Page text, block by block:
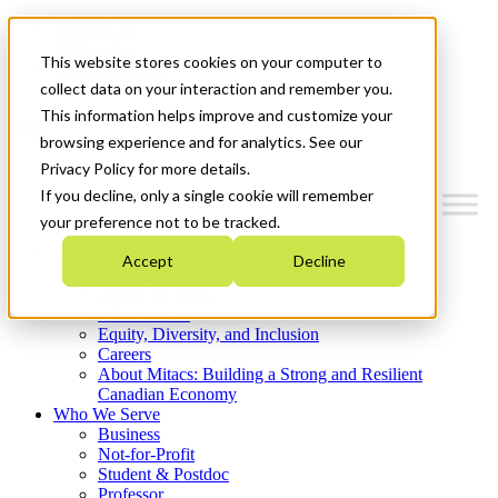
This website stores cookies on your computer to
collect data on your interaction and remember you.
This information helps improve and customize your
browsing experience and for analytics. See our
Privacy Policy for more details.
If you decline, only a single cookie will remember
your preference not to be tracked.
Accept Decline
News & Events
Get Started
Menu
Who We Are
Strategic Plan 2026-2030
What We Do
Equity, Diversity, and Inclusion
Careers
About Mitacs: Building a Strong and Resilient
Canadian Economy
Who We Serve
Business
Not-for-Profit
Student & Postdoc
Professor